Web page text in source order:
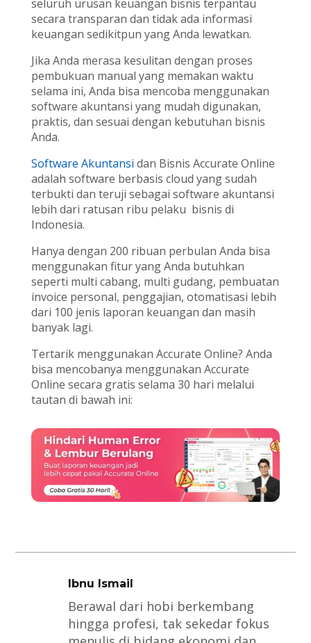
seluruh urusan keuangan bisnis terpantau
secara transparan dan tidak ada informasi
keuangan sedikitpun yang Anda lewatkan.
Jika Anda merasa kesulitan dengan proses
pembukuan manual yang memakan waktu
selama ini, Anda bisa mencoba menggunakan
software akuntansi yang mudah digunakan,
praktis, dan sesuai dengan kebutuhan bisnis
Anda.
Software Akuntansi dan Bisnis Accurate Online
adalah software berbasis cloud yang sudah
terbukti dan teruji sebagai software akuntansi
lebih dari ratusan ribu pelaku bisnis di
Indonesia.
Hanya dengan 200 ribuan perbulan Anda bisa
menggunakan fitur yang Anda butuhkan
seperti multi cabang, multi gudang, pembuatan
invoice personal, penggajian, otomatisasi lebih
dari 100 jenis laporan keuangan dan masih
banyak lagi.
Tertarik menggunakan Accurate Online? Anda
bisa mencobanya menggunakan Accurate
Online secara gratis selama 30 hari melalui
tautan di bawah ini:
Ibnu Ismail
Berawal dari hobi berkembang
hingga profesi, tak sekedar fokus